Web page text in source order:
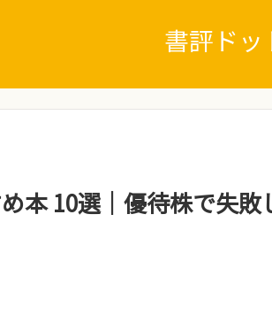
書評ドッ
本 10選｜優待株で失敗